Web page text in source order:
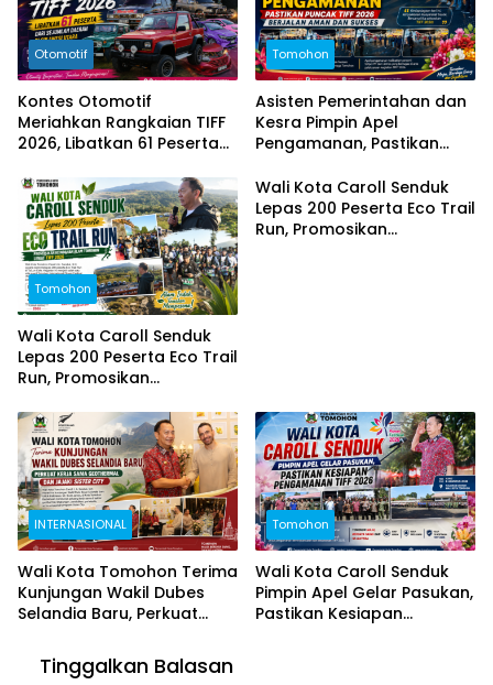
Otomotif
Kontes Otomotif
Meriahkan Rangkaian TIFF
2026, Libatkan 61 Peserta
Sulut
Tomohon
Asisten Pemerintahan dan
Kesra Pimpin Apel
Pengamanan, Pastikan
Aman dan Sukses
Tomohon
Wali Kota Caroll Senduk
Lepas 200 Peserta Eco Trail
Run, Promosikan
Lewat TIFF 2026
Wali Kota Caroll Senduk
Lepas 200 Peserta Eco Trail
Run, Promosikan
INTERNASIONAL
Wali Kota Tomohon Terima
Kunjungan Wakil Dubes
Selandia Baru, Perkuat
dan Jajaki Sister City
Tomohon
Wali Kota Caroll Senduk
Pimpin Apel Gelar Pasukan,
Pastikan Kesiapan
Tinggalkan Balasan